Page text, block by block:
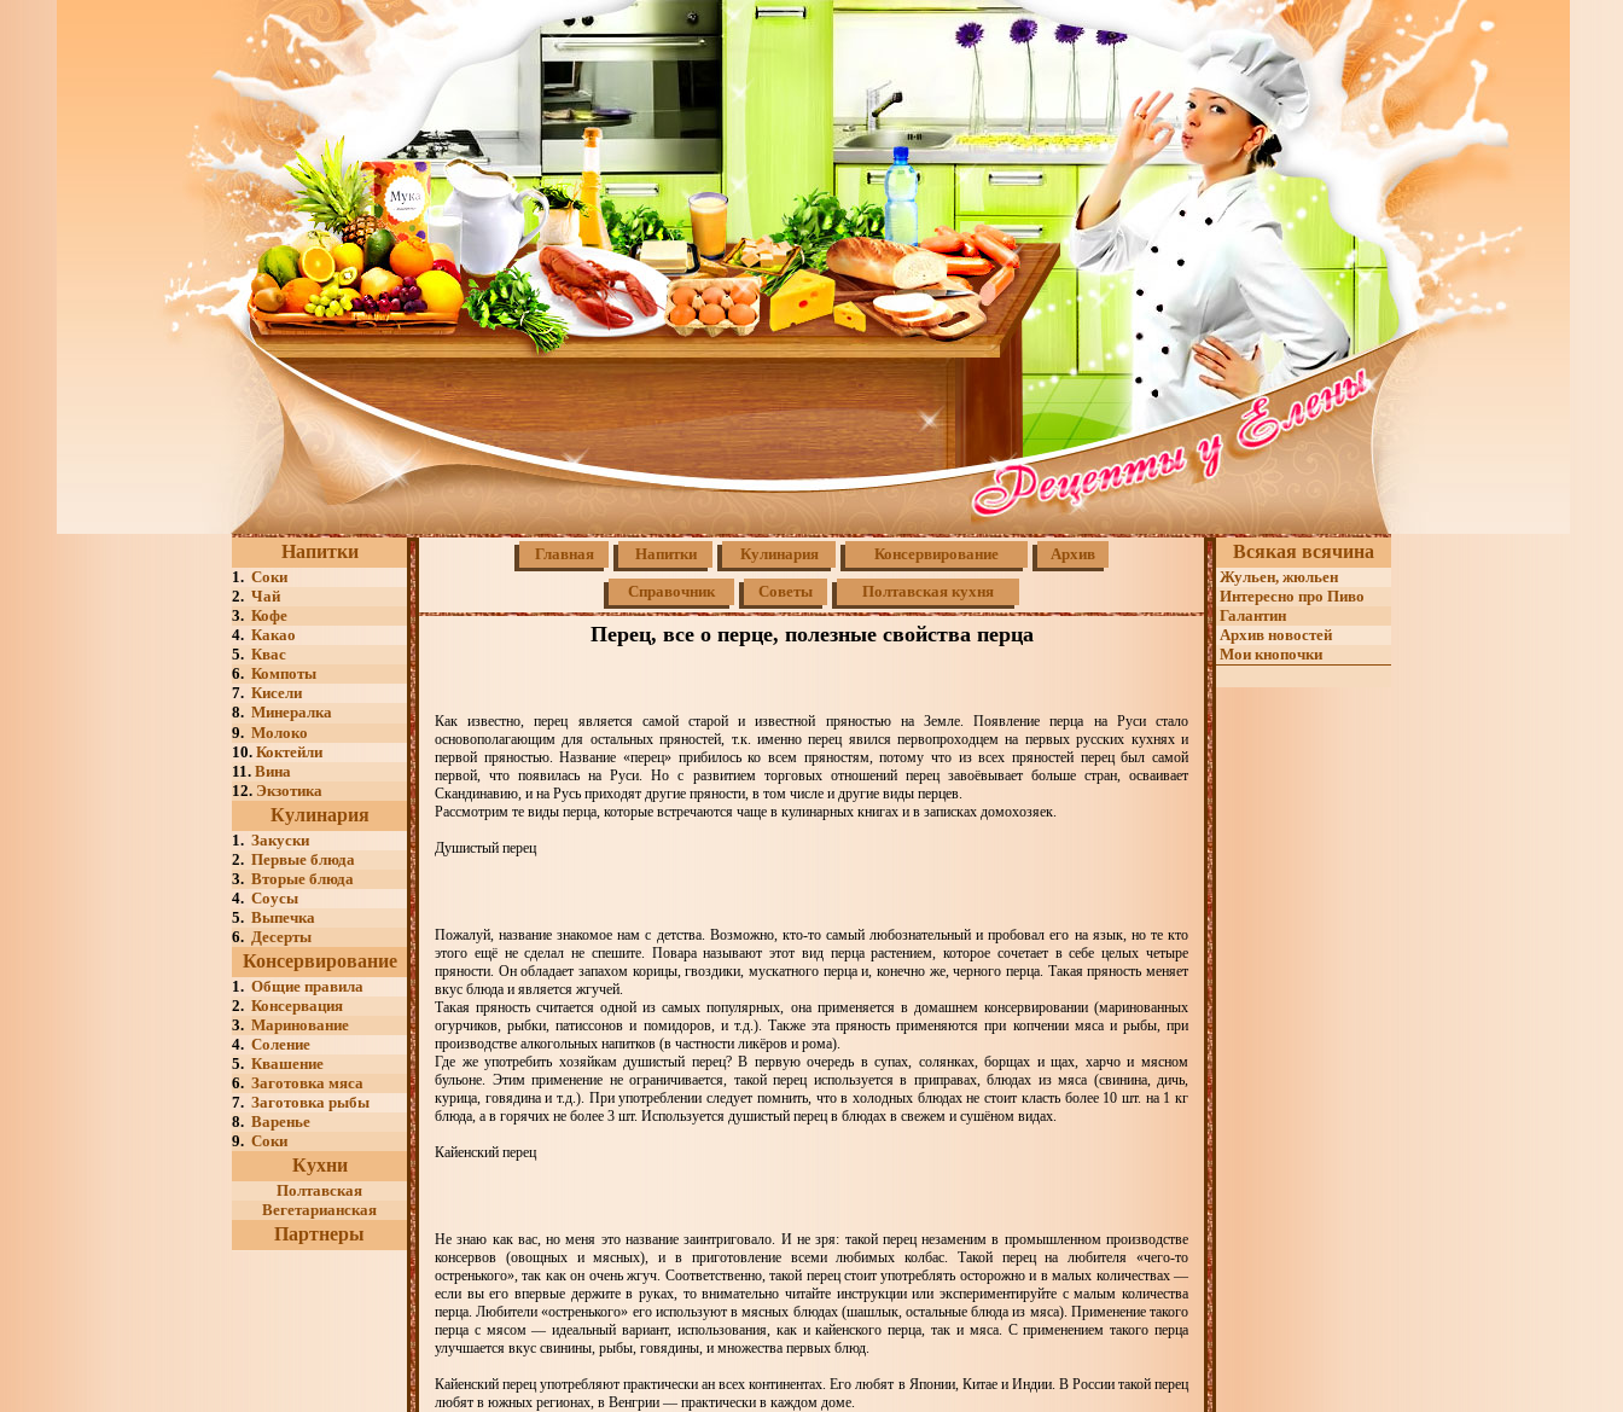
Напитки
1. Соки
2. Чай
3. Кофе
4. Какао
5. Квас
6. Компоты
7. Кисели
8. Минералка
9. Молоко
10. Коктейли
11. Вина
12. Экзотика
Кулинария
1. Закуски
2. Первые блюда
3. Вторые блюда
4. Соусы
5. Выпечка
6. Десерты
Консервирование
1. Общие правила
2. Консервация
3. Маринование
4. Соление
5. Квашение
6. Заготовка мяса
7. Заготовка рыбы
8. Варенье
9. Соки
Кухни
Полтавская
Вегетарианская
Партнеры
Главная Напитки Кулинария Консервирование Архив
Справочник Советы Полтавская кухня
Перец, все о перце, полезные свойства перца
Как известно, перец является самой старой и известной пряностью на Земле. Появление перца на Руси стало
основополагающим для остальных пряностей, т.к. именно перец явился первопроходцем на первых русских кухнях и
первой пряностью. Название «перец» прибилось ко всем пряностям, потому что из всех пряностей перец был самой
первой, что появилась на Руси. Но с развитием торговых отношений перец завоёвывает больше стран, осваивает
Скандинавию, и на Русь приходят другие пряности, в том числе и другие виды перцев.
Рассмотрим те виды перца, которые встречаются чаще в кулинарных книгах и в записках домохозяек.
Душистый перец
Пожалуй, название знакомое нам с детства. Возможно, кто-то самый любознательный и пробовал его на язык, но те кто
этого ещё не сделал не спешите. Повара называют этот вид перца растением, которое сочетает в себе целых четыре
пряности. Он обладает запахом корицы, гвоздики, мускатного перца и, конечно же, черного перца. Такая пряность меняет
вкус блюда и является жгучей.
Такая пряность считается одной из самых популярных, она применяется в домашнем консервировании (маринованных
огурчиков, рыбки, патиссонов и помидоров, и т.д.). Также эта пряность применяются при копчении мяса и рыбы, при
производстве алкогольных напитков (в частности ликёров и рома).
Где же употребить хозяйкам душистый перец? В первую очередь в супах, солянках, борщах и щах, харчо и мясном
бульоне. Этим применение не ограничивается, такой перец используется в приправах, блюдах из мяса (свинина, дичь,
курица, говядина и т.д.). При употреблении следует помнить, что в холодных блюдах не стоит класть более 10 шт. на 1 кг
блюда, а в горячих не более 3 шт. Используется душистый перец в блюдах в свежем и сушёном видах.
Кайенский перец
Не знаю как вас, но меня это название заинтриговало. И не зря: такой перец незаменим в промышленном производстве
консервов (овощных и мясных), и в приготовление всеми любимых колбас. Такой перец на любителя «чего-то
остренького», так как он очень жгуч. Соответственно, такой перец стоит употреблять осторожно и в малых количествах —
если вы его впервые держите в руках, то внимательно читайте инструкции или экспериментируйте с малым количества
перца. Любители «остренького» его используют в мясных блюдах (шашлык, остальные блюда из мяса). Применение такого
перца с мясом — идеальный вариант, использования, как и кайенского перца, так и мяса. С применением такого перца
улучшается вкус свинины, рыбы, говядины, и множества первых блюд.
Кайенский перец употребляют практически ан всех континентах. Его любят в Японии, Китае и Индии. В России такой перец
любят в южных регионах, в Венгрии — практически в каждом доме.
Всякая всячина
Жульен, жюльен
Интересно про Пиво
Галантин
Архив новостей
Мои кнопочки